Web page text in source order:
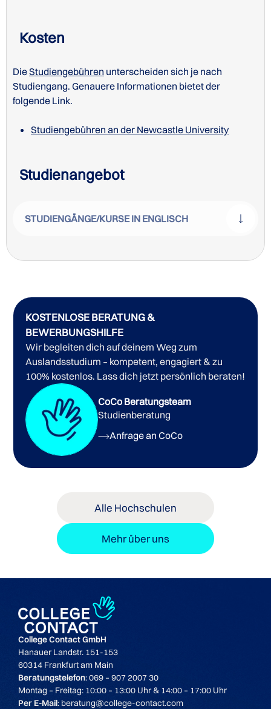
Kosten
DieStudiengebühren unterscheiden sich je nach
Studiengang. Genauere Informationen bietet der
folgende Link.
Studiengebühren an der Newcastle University
Studienangebot
STUDIENGÄNGE/KURSE IN ENGLISCH
Bachelorstudiengänge der Newcastle University
Undergraduate
IELTS 6.5
LLM-Studiengänge der Newcastle University
MBA-Studiengänge der Newcastle University
Promotionsstudiengänge der Newcastle University
KOSTENLOSE BERATUNG &
BEWERBUNGSHILFE
Wir begleiten dich auf deinem Weg zum
Auslandsstudium – kompetent, engagiert & zu
100% kostenlos. Lass dich jetzt persönlich beraten!
CoCo Beratungsteam
Studienberatung
Anfrage an CoCo
Alle Hochschulen
Mehr über uns
College Contact GmbH
Hanauer Landstr. 151-153
60314 Frankfurt am Main
Beratungstelefon: 069 – 907 2007 30
Montag – Freitag: 10:00 – 13:00 Uhr & 14:00 – 17:00 Uhr
Per E-Mail: beratung@college-contact.com